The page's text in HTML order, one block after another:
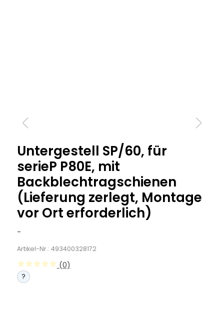
Untergestell SP/60, für
serieP P80E, mit
Backblechtragschienen
(Lieferung zerlegt, Montage
vor Ort erforderlich)
-
Artikel-Nr.: 493400328172
(0)
?